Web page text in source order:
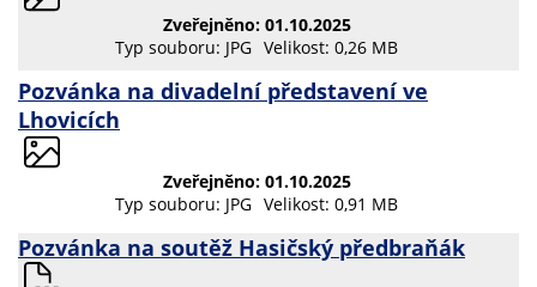
Zveřejněno: 01.10.2025
Typ souboru: JPG Velikost: 0,26 MB
Pozvánka na divadelní představení ve
Lhovicích
Zveřejněno: 01.10.2025
Typ souboru: JPG Velikost: 0,91 MB
Pozvánka na soutěž Hasičský předbraňák